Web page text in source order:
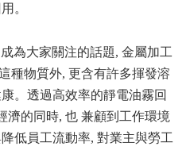
。
為大家關注的話題, 金屬加工
種物質外, 更含有許多揮發溶
。透過高效率的靜電油霧回
濟的同時, 也 兼顧到工作環境
低員工流動率, 對業主與勞工